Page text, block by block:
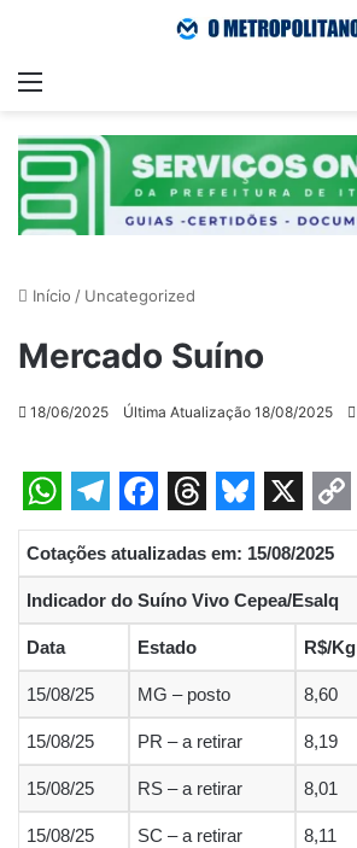
Menu
Início / Uncategorized
Mercado Suíno
18/06/2025 Última Atualização 18/08/2025
W
h
a
t
s
A
p
p
T
e
l
g
r
a
m
F
a
c
e
b
o
o
k
T
h
r
e
a
d
s
B
l
u
s
k
y
X C
o
p
y
L
i
n
k
Cotações atualizadas em: 15/08/2025
Indicador do Suíno Vivo Cepea/Esalq
Data Estado R$/Kg
15/08/25 MG – posto 8,60
15/08/25 PR – a retirar 8,19
15/08/25 RS – a retirar 8,01
15/08/25 SC – a retirar 8,11